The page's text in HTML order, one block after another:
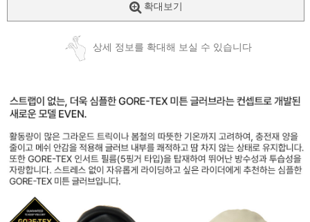
확대보기
상세 정보를 확대해 보실 수 있습니다